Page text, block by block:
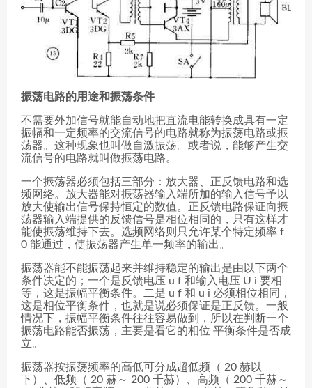
振荡电路的用途和振荡条件
不需要外加信号就能自动地把直流电能转换成具有一定
振幅和一定频率的交流信号的电路就称为振荡电路或振
荡器。这种现象也叫做自激振荡。或者说，能够产生交
流信号的电路就叫做振荡电路。
一个振荡器必须包括三部分：放大器、正反馈电路和选
频网络。放大器能对振荡器输入端所加的输入信号予以
放大使输出信号保持恒定的数值。正反馈电路保证向振
荡器输入端提供的反馈信号是相位相同的，只有这样才
能使振荡维持下去。选频网络则只允许某个特定频率 f
0 能通过，使振荡器产生单一频率的输出。
振荡器能不能振荡起来并维持稳定的输出是由以下两个
条件决定的；一个是反馈电压 u f 和输入电压 U i 要相
等，这是振幅平衡条件。二是 u f 和 u i 必须相位相同，
这是相位平衡条件，也就是说必须保证是正反馈。一般
情况下，振幅平衡条件往往容易做到，所以在判断一个
振荡电路能否振荡，主要是看它的相位 平衡条件是否成
立。
振荡器按振荡频率的高低可分成超低频（ 20 赫以
下）、低频（ 20 赫～ 200 千赫）、高频（ 200 千赫～